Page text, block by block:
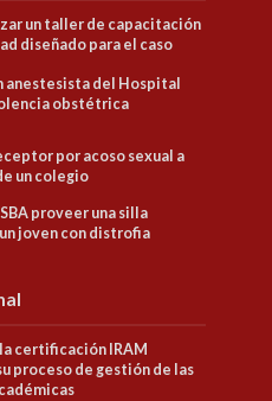
un taller de capacitación
diseñado para el caso
anestesista del Hospital
obstétrica
por acoso sexual a
un colegio
proveer una silla
joven con distrofia
la certificación IRAM
proceso de gestión de las